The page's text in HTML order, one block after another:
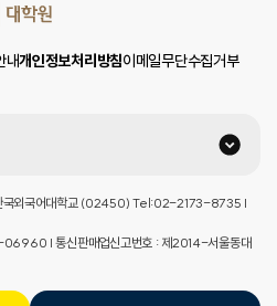
내개인정보처리방침이메일무단수집거부
국외국어대학교 (02450) Tel:02-2173-8735 |
| 통신판매업신고번호 : 제2014-서울동대